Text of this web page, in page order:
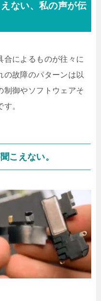
ない、私の声が伝
合によるものが往々に
の故障のパターンは以
御やソフトウェアそ
。
こえない。